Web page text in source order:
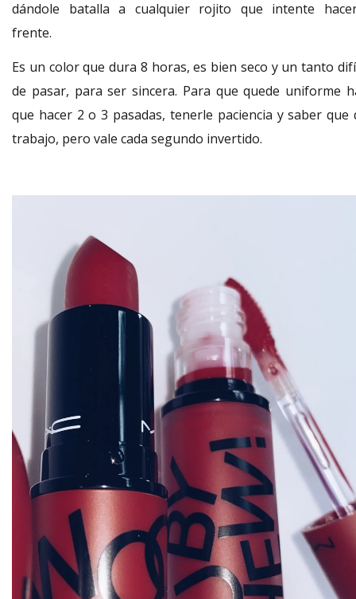
dándole batalla a cualquier rojito que intente
frente.
Es un color que dura 8 horas, es bien seco y un tanto
de pasar, para ser sincera. Para que quede uniforme
que hacer 2 o 3 pasadas, tenerle paciencia y saber que
trabajo, pero vale cada segundo invertido.